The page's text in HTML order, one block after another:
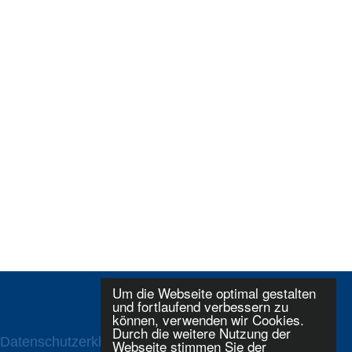
Um die Webseite optimal gestalten
und fortlaufend verbessern zu
können, verwenden wir Cookies.
Durch die weitere Nutzung der
Webseite stimmen Sie der
Datenschutzerklaerung Login